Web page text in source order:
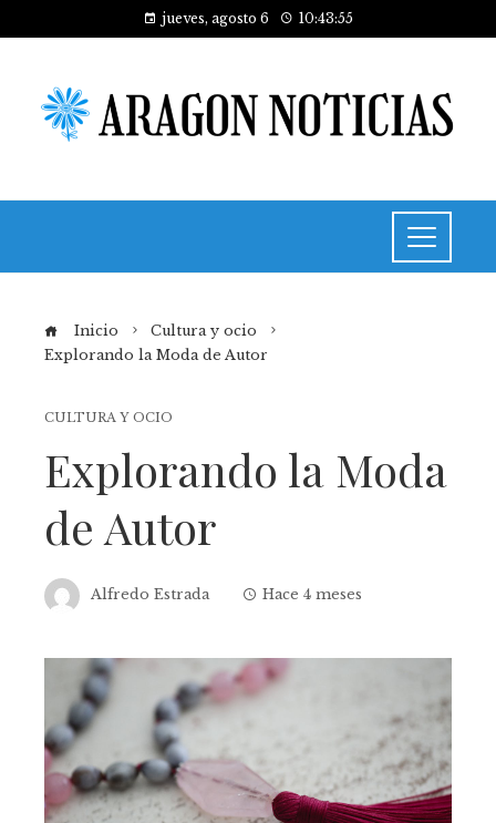
jueves, agosto 6 10:43:55
Inicio
Cultura y ocio
Explorando la Moda de Autor
CULTURA Y OCIO
Explorando la Moda
de Autor
Alfredo Estrada Hace 4 meses